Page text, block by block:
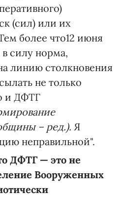
(сил) или их
более что12 июня
в силу норма,
линию столкновения
не только
и ДФТГ
– ред.). Я
неправильной".
ДФТГ — это не
Вооруженных